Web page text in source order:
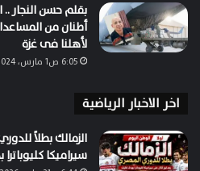
بقلم حسن النجار
أطنان من
لأهلنا فى غزة
6:05 ص1 مارس، 2024
اخر الاخبار الرياضية
الزمالك بطلاً
سيراميكا